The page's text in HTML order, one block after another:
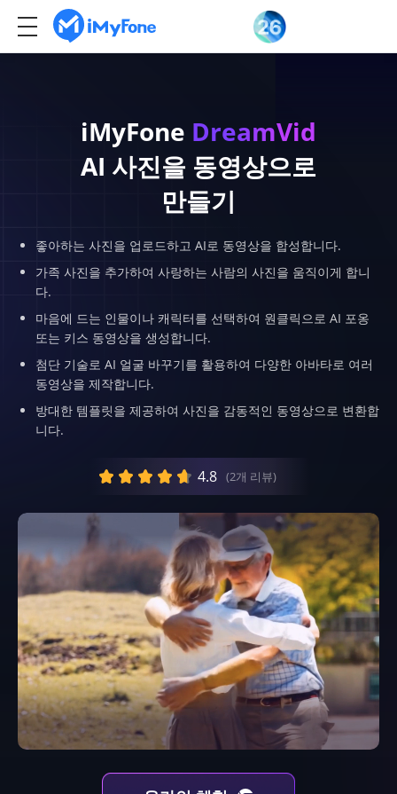
iMyFone DreamVid
AI 사진을 동영상으로
만들기
좋아하는 사진을 업로드하고 AI로 동영상을 합성합니다.
가족 사진을 추가하여 사랑하는 사람의 사진을 움직이게 합니
다.
마음에 드는 인물이나 캐릭터를 선택하여 원클릭으로 AI 포옹
또는 키스 동영상을 생성합니다.
첨단 기술로 AI 얼굴 바꾸기를 활용하여 다양한 아바타로 여러
동영상을 제작합니다.
방대한 템플릿을 제공하여 사진을 감동적인 동영상으로 변환합
니다.
4.8 (2개 리뷰)